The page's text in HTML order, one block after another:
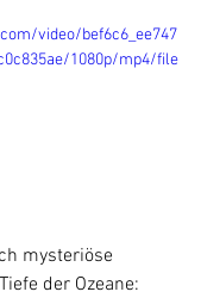
video/bef6c6_ee747
1080p/mp4/file
mysteriöse
der Ozeane: